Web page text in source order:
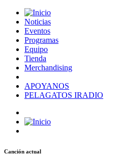
Noticias
Eventos
Programas
Equipo
Tienda
Merchandising
APOYANOS
PELAGATOS IRADIO
Canción actual